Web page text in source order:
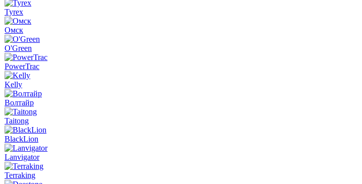
Tyrex
Омск
O'Green
PowerTrac
Kelly
Волтайр
Taitong
BlackLion
Lanvigator
Terraking